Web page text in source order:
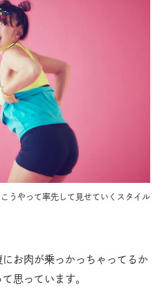
うやって率先して見せていくスタイル
お肉が乗っかっちゃってるか
思っています。